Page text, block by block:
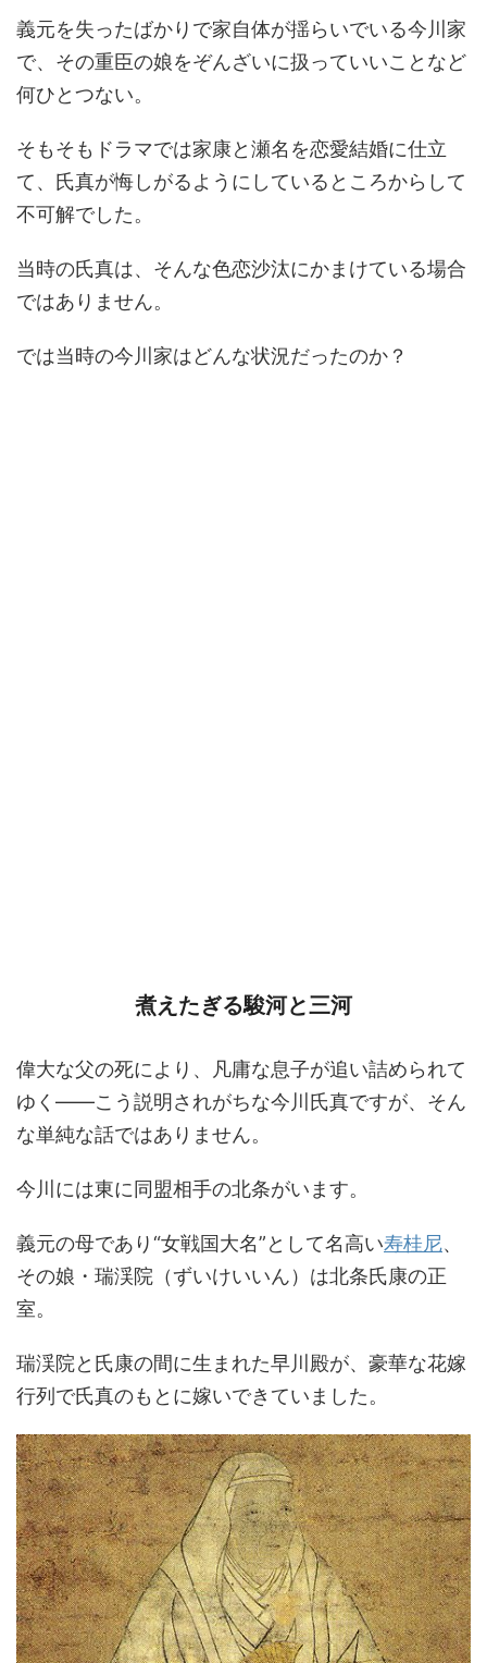
義元を失ったばかりで家自体が揺らいでいる今川家
で、その重臣の娘をぞんざいに扱っていいことなど
何ひとつない。
そもそもドラマでは家康と瀬名を恋愛結婚に仕立
て、氏真が悔しがるようにしているところからして
不可解でした。
当時の氏真は、そんな色恋沙汰にかまけている場合
ではありません。
では当時の今川家はどんな状況だったのか？
煮えたぎる駿河と三河
偉大な父の死により、凡庸な息子が追い詰められて
ゆく――こう説明されがちな今川氏真ですが、そん
な単純な話ではありません。
今川には東に同盟相手の北条がいます。
義元の母であり“女戦国大名”として名高い寿桂尼、
その娘・瑞渓院（ずいけいいん）は北条氏康の正
室。
瑞渓院と氏康の間に生まれた早川殿が、豪華な花嫁
行列で氏真のもとに嫁いできていました。